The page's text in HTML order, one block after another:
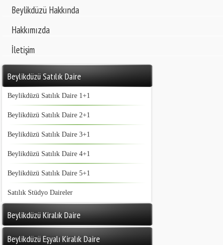
Beylikdüzü Hakkında
Hakkımızda
İletişim
Beylikdüzü Satılık Daire
Beylikdüzü Satılık Daire 1+1
Beylikdüzü Satılık Daire 2+1
Beylikdüzü Satılık Daire 3+1
Beylikdüzü Satılık Daire 4+1
Beylikdüzü Satılık Daire 5+1
Satılık Stüdyo Daireler
Beylikdüzü Kiralık Daire
Beylikdüzü Eşyalı Kiralık Daire